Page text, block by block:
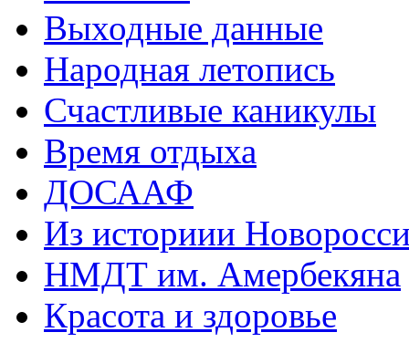
Выходные данные
Народная летопись
Счастливые каникулы
Время отдыха
ДОСААФ
Из историии
НМДТ им. Амербекяна
Красота и здоровье